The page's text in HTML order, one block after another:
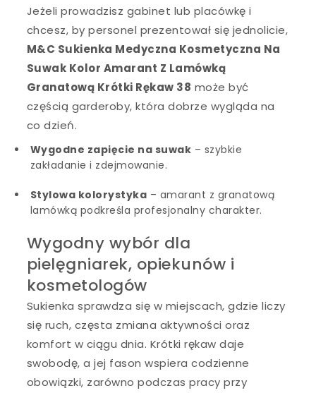
Jeżeli prowadzisz gabinet lub placówkę i
chcesz, by personel prezentował się jednolicie,
M&C Sukienka Medyczna Kosmetyczna Na
Suwak Kolor Amarant Z Lamówką
Granatową Krótki Rękaw 38 może być
częścią garderoby, która dobrze wygląda na
co dzień.
Wygodne zapięcie na suwak – szybkie
zakładanie i zdejmowanie.
Stylowa kolorystyka – amarant z granatową
lamówką podkreśla profesjonalny charakter.
Wygodny wybór dla
pielęgniarek, opiekunów i
kosmetologów
Sukienka sprawdza się w miejscach, gdzie liczy
się ruch, częsta zmiana aktywności oraz
komfort w ciągu dnia. Krótki rękaw daje
swobodę, a jej fason wspiera codzienne
obowiązki, zarówno podczas pracy przy